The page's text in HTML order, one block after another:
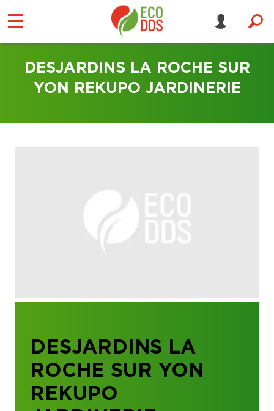
DESJARDINS LA ROCHE SUR
YON REKUPO JARDINERIE
DESJARDINS LA
ROCHE SUR YON
REKUPO